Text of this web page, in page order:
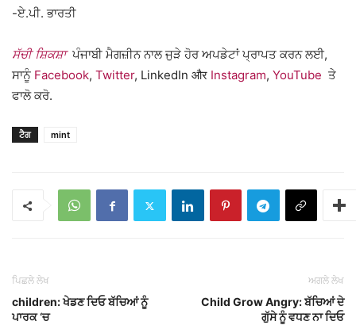
-ਏ.ਪੀ. ਭਾਰਤੀ
ਸੱਚੀ ਸ਼ਿਕਸ਼ਾ ਪੰਜਾਬੀ ਮੈਗਜ਼ੀਨ ਨਾਲ ਜੁੜੇ ਹੋਰ ਅਪਡੇਟਾਂ ਪ੍ਰਾਪਤ ਕਰਨ ਲਈ,
ਸਾਨੂੰ Facebook, Twitter, LinkedIn और Instagram, YouTube ਤੇ
ਫਾਲੋ ਕਰੋ.
ਟੈਗ mint
ਪਿਛਲੇ ਲੇਖ
children: ਖੇਡਣ ਦਿਓ ਬੱਚਿਆਂ ਨੂੰ
ਪਾਰਕ ‘ਚ
ਅਗਲੇ ਲੇਖ
Child Grow Angry: ਬੱਚਿਆਂ ਦੇ
ਗੁੱਸੇ ਨੂੰ ਵਧਣ ਨਾ ਦਿਓ